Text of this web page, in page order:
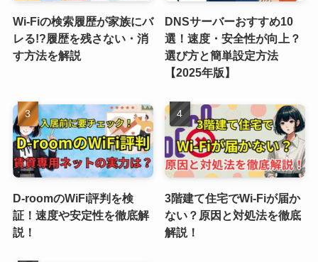
Wi-Fiの検索履歴が家族にバ
レる!?履歴を残さない・消
す方法を解説
DNSサーバーおすすめ10
選！速度・安全性が向上？
選び方と簡単設定方法
【2025年版】
D-roomのWiFi評判を検
証！速度や安定性を徹底解
説！
3階建て住宅でWi-Fiが届か
ない？原因と対処法を徹底
解説！